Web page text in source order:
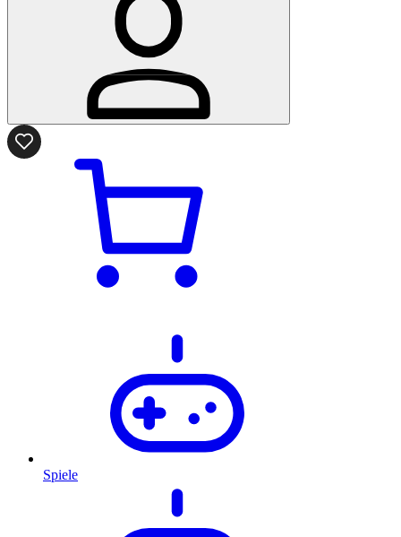
Spiele